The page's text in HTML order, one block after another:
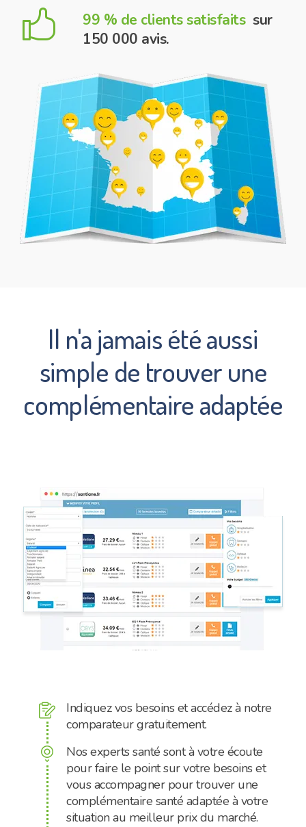
like 99 % de clients satisfaits sur
150 000 avis.
Il n'a jamais été aussi
simple de trouver une
complémentaire adaptée
paper_write
Indiquez vos besoins et accédez à notre
comparateur gratuitement.
compass_south
Nos experts santé sont à votre écoute
pour faire le point sur votre besoins et
vous accompagner pour trouver une
complémentaire santé adaptée à votre
situation au meilleur prix du marché.